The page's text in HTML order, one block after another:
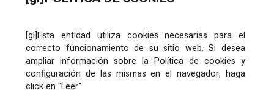
[gl]Esta entidad utiliza cookies necesarias para el
correcto funcionamiento de su sitio web. Si desea
ampliar información sobre la Política de cookies y
configuración de las mismas en el navegador, haga
click en "Leer"